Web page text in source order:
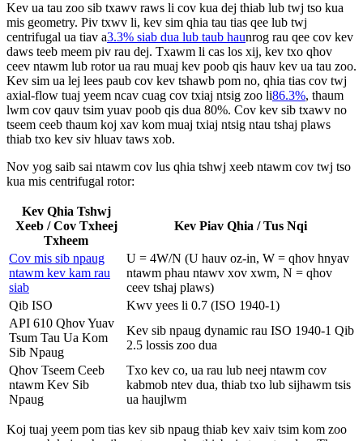
Kev ua tau zoo sib txawv raws li cov kua dej thiab lub twj tso kua
mis geometry. Piv txwv li, kev sim qhia tau tias qee lub twj
centrifugal ua tiav a3.3% siab dua lub taub haunrog rau qee cov kev
daws teeb meem piv rau dej. Txawm li cas los xij, kev txo qhov
ceev ntawm lub rotor ua rau muaj kev poob qis hauv kev ua tau zoo.
Kev sim ua lej lees paub cov kev tshawb pom no, qhia tias cov twj
axial-flow tuaj yeem ncav cuag cov txiaj ntsig zoo li86.3%, thaum
lwm cov qauv tsim yuav poob qis dua 80%. Cov kev sib txawv no
tseem ceeb thaum koj xav kom muaj txiaj ntsig ntau tshaj plaws
thiab txo kev siv hluav taws xob.
Nov yog saib sai ntawm cov lus qhia tshwj xeeb ntawm cov twj tso
kua mis centrifugal rotor:
Kev Qhia Tshwj
Xeeb / Cov Txheej
Txheem
Kev Piav Qhia / Tus Nqi
Cov mis sib npaug
ntawm kev kam rau
siab
U = 4W/N (U hauv oz-in, W = qhov hnyav
ntawm phau ntawv xov xwm, N = qhov
ceev tshaj plaws)
Qib ISO
Kwv yees li 0.7 (ISO 1940-1)
API 610 Qhov Yuav
Tsum Tau Ua Kom
Sib Npaug
Kev sib npaug dynamic rau ISO 1940-1 Qib
2.5 lossis zoo dua
Qhov Tseem Ceeb
ntawm Kev Sib
Npaug
Txo kev co, ua rau lub neej ntawm cov
kabmob ntev dua, thiab txo lub sijhawm tsis
ua haujlwm
Koj tuaj yeem pom tias kev sib npaug thiab kev xaiv tsim kom zoo